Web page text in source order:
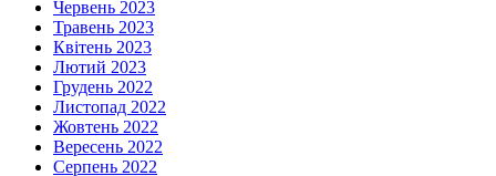
Червень 2023
Травень 2023
Квітень 2023
Лютий 2023
Грудень 2022
Листопад 2022
Жовтень 2022
Вересень 2022
Серпень 2022